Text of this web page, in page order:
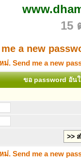
15
a new
. Send me a new
ขอ password อัน
. Send me a new